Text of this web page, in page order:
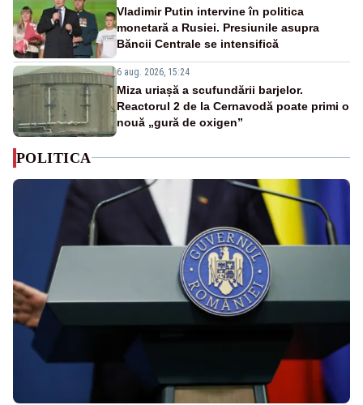
Vladimir Putin intervine în politica
monetară a Rusiei. Presiunile asupra
Băncii Centrale se intensifică
6 aug. 2026, 15:24
Miza uriașă a scufundării barjelor.
Reactorul 2 de la Cernavodă poate primi o
nouă „gură de oxigen”
POLITICA